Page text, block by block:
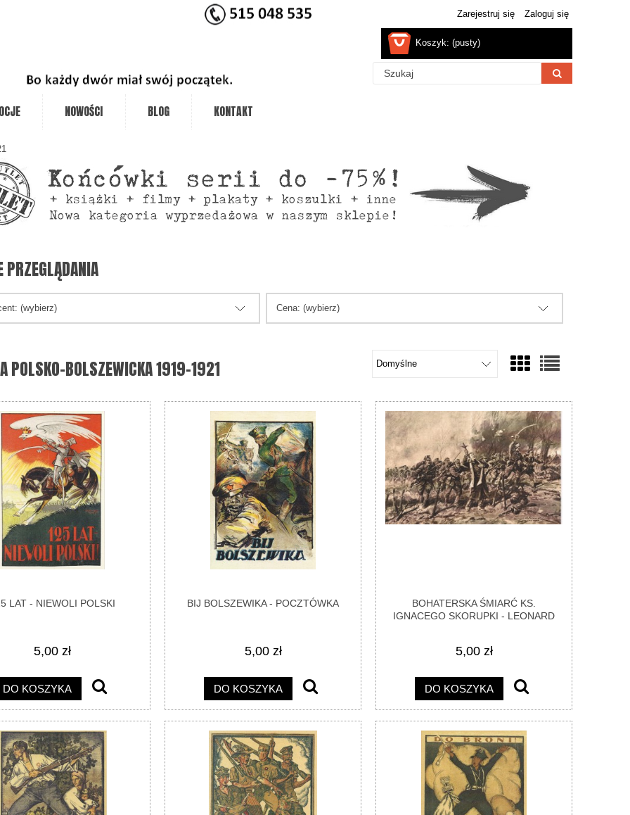
Zarejestruj się Zaloguj się
Koszyk: (pusty)
NOWOŚCI BLOG KONTAKT
PRZEGLĄDANIA
(wybierz) Cena: (wybierz)
POLSKO-BOLSZEWICKA 1919-1921
LAT - NIEWOLI POLSKI
5,00 zł
DO KOSZYKA
BIJ BOLSZEWIKA - POCZTÓWKA
5,00 zł
DO KOSZYKA
BOHATERSKA ŚMIARĆ KS.
IGNACEGO SKORUPKI - LEONARD
5,00 zł
DO KOSZYKA